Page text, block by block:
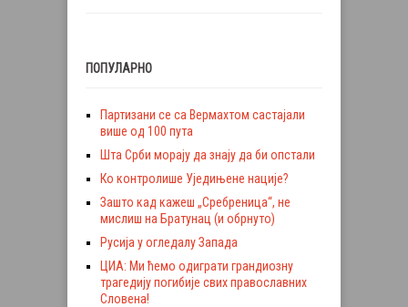
ПОПУЛАРНО
Партизани се са Вермахтом састајали
више од 100 пута
Шта Срби морају да знају да би опстали
Ко контролише Уједињене нације?
Зашто кад кажеш „Сребреница“, не
мислиш на Братунац (и обрнуто)
Русија у огледалу Запада
ЦИА: Ми ћемо одиграти грандиозну
трагедију погибије свих православних
Словена!